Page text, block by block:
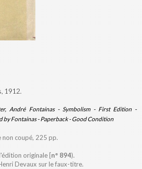
1912.
André Fontainas - Symbolism - First Edition -
by Fontainas - Paperback - Good Condition
non coupé, 225 pp.
originale [n° 894).
Devaux sur le faux-titre.